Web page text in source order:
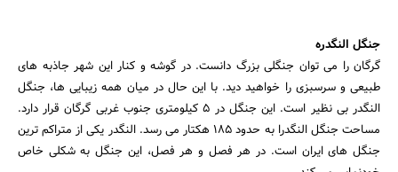
جنگل النگدره
گرگان را می توان جنگلی بزرگ دانست. در گوشه و کنار این شهر جاذبه های
طبیعی و سرسبزی را خواهید دید. با این حال در میان همه زیبایی ها، جنگل
النگدر بی نظیر است. این جنگل در 5 کیلومتری جنوب غربی گرگان قرار دارد.
مساحت جنگل النگدرا به حدود 185 هکتار می رسد. النگدر یکی از متراکم ترین
جنگل های ایران است. در هر فصل و هر فصل، این جنگل به شکلی خاص